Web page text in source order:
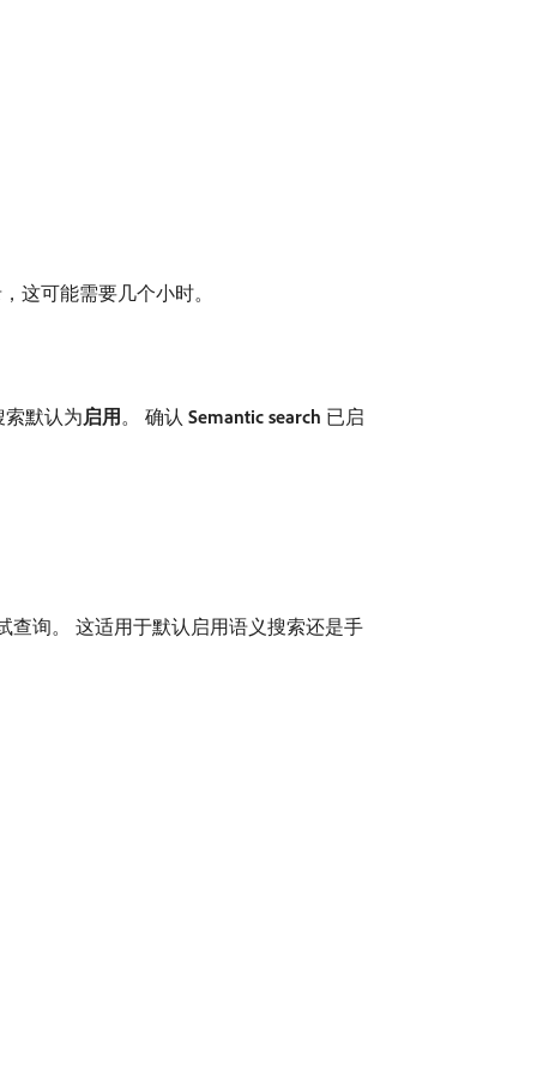
这可能需要几个小时。
默认为​启用 。 确认​ Semantic search ​已启
查询。 这适用于默认启用语义搜索还是手